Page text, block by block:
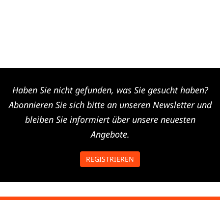
Haben Sie nicht gefunden, was Sie gesucht haben?
Abonnieren Sie sich bitte an unseren Newsletter und
bleiben Sie informiert über unsere neuesten
Angebote.
REGISTRIEREN